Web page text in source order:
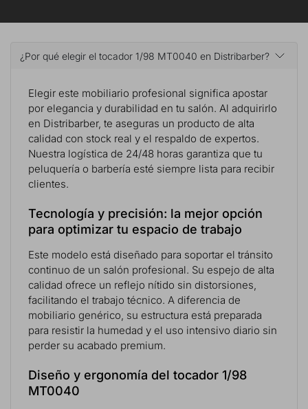
¿Por qué elegir el tocador 1/98 MT0040 en Distribarber?
Elegir este mobiliario profesional significa apostar
por elegancia y durabilidad en tu salón. Al adquirirlo
en Distribarber, te aseguras un producto de alta
calidad con stock real y el respaldo de expertos.
Nuestra logística de 24/48 horas garantiza que tu
peluquería o barbería esté siempre lista para recibir
clientes.
Tecnología y precisión: la mejor opción
para optimizar tu espacio de trabajo
Este modelo está diseñado para soportar el tránsito
continuo de un salón profesional. Su espejo de alta
calidad ofrece un reflejo nítido sin distorsiones,
facilitando el trabajo técnico. A diferencia de
mobiliario genérico, su estructura está preparada
para resistir la humedad y el uso intensivo diario sin
perder su acabado premium.
Diseño y ergonomía del tocador 1/98
MT0040